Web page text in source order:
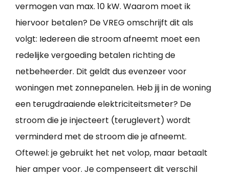
vermogen van max. 10 kW. Waarom moet ik
hiervoor betalen? De VREG omschrijft dit als
volgt: Iedereen die stroom afneemt moet een
redelijke vergoeding betalen richting de
netbeheerder. Dit geldt dus evenzeer voor
woningen met zonnepanelen. Heb jij in de woning
een terugdraaiende elektriciteitsmeter? De
stroom die je injecteert (teruglevert) wordt
verminderd met de stroom die je afneemt.
Oftewel: je gebruikt het net volop, maar betaalt
hier amper voor. Je compenseert dit verschil